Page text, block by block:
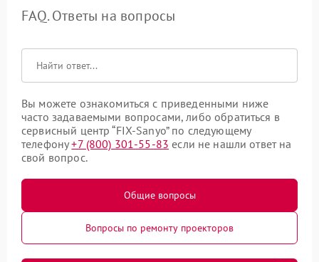
FAQ. Ответы на вопросы
Вы можете ознакомиться с приведенными ниже
часто задаваемыми вопросами, либо обратиться в
сервисный центр “FIX-Sanyo” по следующему
телефону+7 (800) 301-55-83 если не нашли ответ на
свой вопрос.
Общие вопросы
Вопросы по ремонту проекторов